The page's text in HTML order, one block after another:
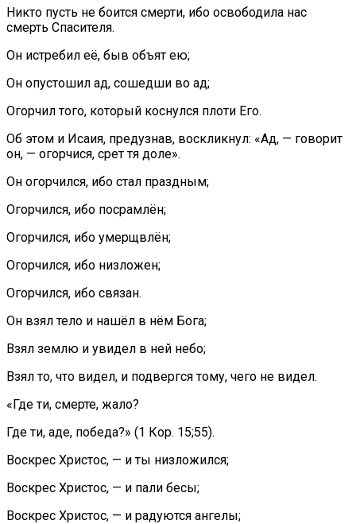
Никто пусть не боится смерти, ибо освободила нас
смерть Спасителя.
Он истребил её, быв объят ею;
Он опустошил ад, сошедши во ад;
Огорчил того, который коснулся плоти Его.
Об этом и Исаия, предузнав, воскликнул: «Ад, — говорит
он, — огорчися, срет тя доле».
Он огорчился, ибо стал праздным;
Огорчился, ибо посрамлён;
Огорчился, ибо умерщвлён;
Огорчился, ибо низложен;
Огорчился, ибо связан.
Он взял тело и нашёл в нём Бога;
Взял землю и увидел в ней небо;
Взял то, что видел, и подвергся тому, чего не видел.
«Где ти, смерте, жало?
Где ти, аде, победа?» (1 Кор. 15;55).
Воскрес Христос, — и ты низложился;
Воскрес Христос, — и пали бесы;
Воскрес Христос, — и радуются ангелы;